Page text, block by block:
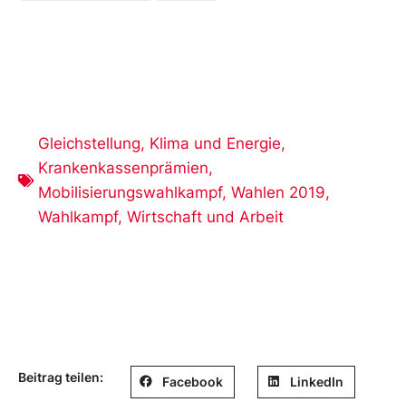
Gleichstellung, Klima und Energie,
Krankenkassenprämien,
Mobilisierungswahlkampf, Wahlen 2019,
Wahlkampf, Wirtschaft und Arbeit
Beitrag teilen: Facebook LinkedIn